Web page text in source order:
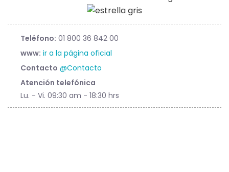
Teléfono: 01 800 36 842 00
www: ir a la página oficial
Contacto @Contacto
Atención telefónica
Lu. - Vi. 09:30 am - 18:30 hrs